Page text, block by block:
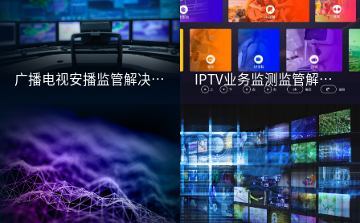
广播电视安播监管解决方案 IPTV业务监测监管解决方案